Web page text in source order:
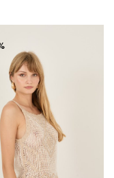
originale
€ 125,90.
attuale